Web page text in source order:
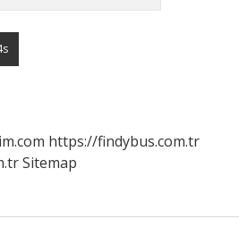
https://findybus.com.tr
Sitemap